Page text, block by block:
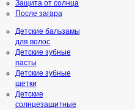
Защита от солнца
После загара
Детские бальзамы
для волос
Детские зубные
пасты
Детские зубные
щетки
Детские
солнцезащитные